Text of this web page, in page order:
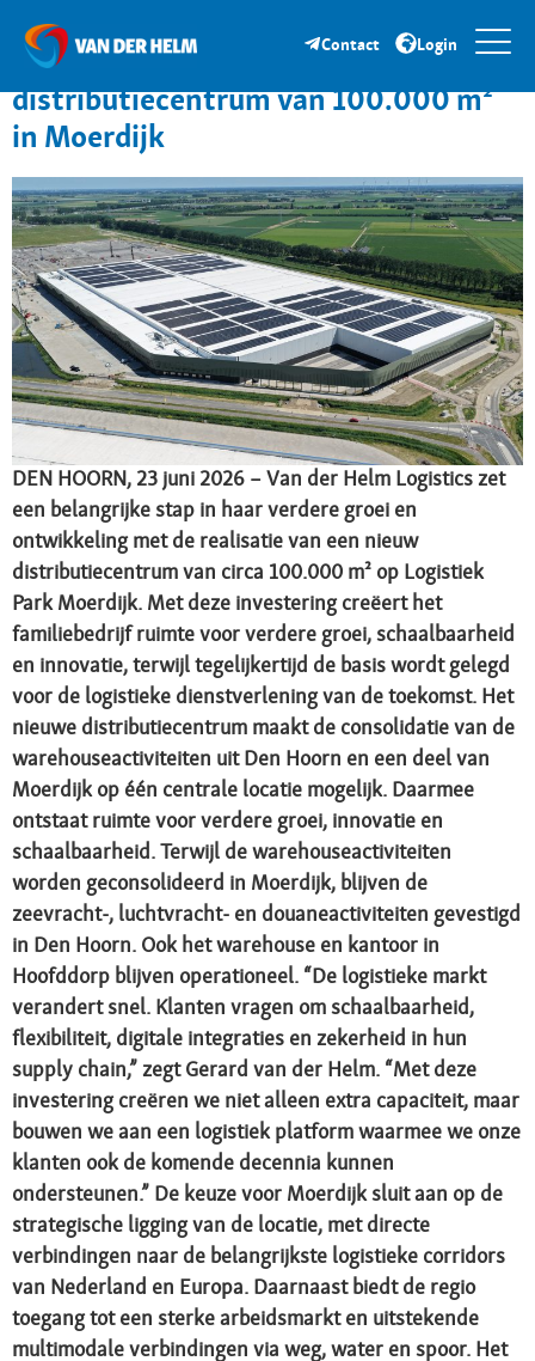
Contact Login
Van der Helm Logistics investeert in
toekomst met nieuw
distributiecentrum van 100.000 m²
in Moerdijk
DEN HOORN, 23 juni 2026 – Van der Helm Logistics zet
een belangrijke stap in haar verdere groei en
ontwikkeling met de realisatie van een nieuw
distributiecentrum van circa 100.000 m² op Logistiek
Park Moerdijk. Met deze investering creëert het
familiebedrijf ruimte voor verdere groei, schaalbaarheid
en innovatie, terwijl tegelijkertijd de basis wordt gelegd
voor de logistieke dienstverlening van de toekomst. Het
nieuwe distributiecentrum maakt de consolidatie van de
warehouseactiviteiten uit Den Hoorn en een deel van
Moerdijk op één centrale locatie mogelijk. Daarmee
ontstaat ruimte voor verdere groei, innovatie en
schaalbaarheid. Terwijl de warehouseactiviteiten
worden geconsolideerd in Moerdijk, blijven de
zeevracht-, luchtvracht- en douaneactiviteiten gevestigd
in Den Hoorn. Ook het warehouse en kantoor in
Hoofddorp blijven operationeel. “De logistieke markt
verandert snel. Klanten vragen om schaalbaarheid,
flexibiliteit, digitale integraties en zekerheid in hun
supply chain,” zegt Gerard van der Helm. “Met deze
investering creëren we niet alleen extra capaciteit, maar
bouwen we aan een logistiek platform waarmee we onze
klanten ook de komende decennia kunnen
ondersteunen.” De keuze voor Moerdijk sluit aan op de
strategische ligging van de locatie, met directe
verbindingen naar de belangrijkste logistieke corridors
van Nederland en Europa. Daarnaast biedt de regio
toegang tot een sterke arbeidsmarkt en uitstekende
multimodale verbindingen via weg, water en spoor. Het